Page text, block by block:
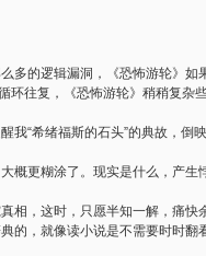
多的逻辑漏洞，《恐怖游轮》如
环往复，《恐怖游轮》稍稍复杂
我“希绪福斯的石头”的典故，倒
概更糊涂了。现实是什么，产生
相，这时，只愿半知一解，痛快
，就像读小说是不需要时时翻